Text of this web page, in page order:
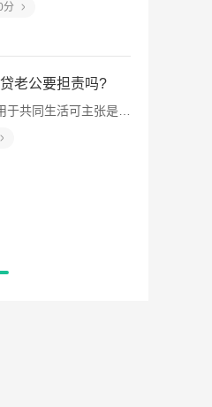
2026-08-08 4.5w 浏览
被监护人属于无民事行为能力